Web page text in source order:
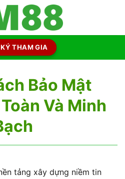
THAM GIA
Bảo Mật
Và Minh
tảng xây dựng niềm tin